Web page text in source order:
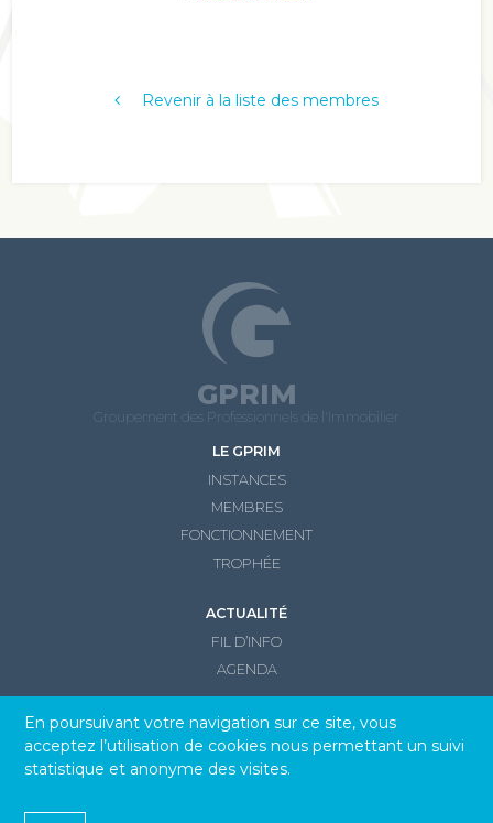
Revenir à la liste des membres
GPRIM
Groupement des Professionnels de l'Immobilier
LE GPRIM
INSTANCES
MEMBRES
FONCTIONNEMENT
TROPHÉE
ACTUALITÉ
FIL D’INFO
AGENDA
CONTACT
© GPRIM 2026
En poursuivant votre navigation sur ce site, vous
acceptez l’utilisation de cookies nous permettant un suivi
statistique et anonyme des visites.